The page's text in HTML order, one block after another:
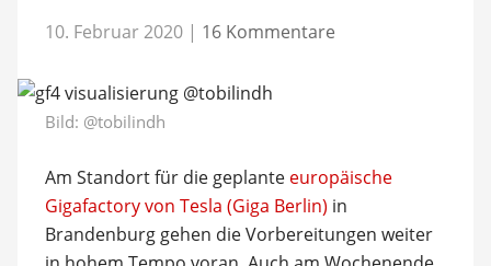
10. Februar 2020 | 16 Kommentare
Bild: @tobilindh
Am Standort für die geplante europäische
Gigafactory von Tesla (Giga Berlin) in
Brandenburg gehen die Vorbereitungen weiter